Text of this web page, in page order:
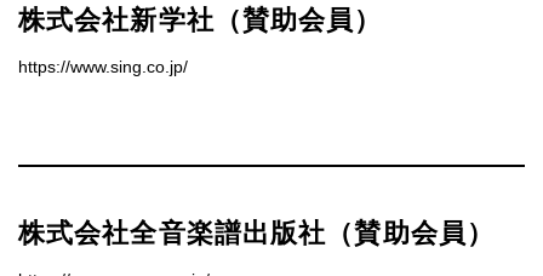
株式会社新学社（賛助会員）
https://www.sing.co.jp/
株式会社全音楽譜出版社（賛助会員）